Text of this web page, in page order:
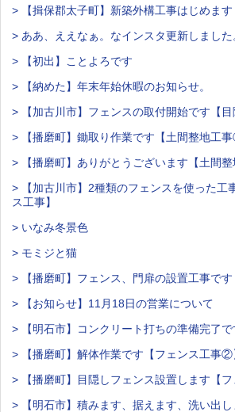
> 【揖保郡太子町】新築外構工事はじめま
> ああ、ええなぁ。なインスタ更新しました
> 【初出】ことよろです
> 【納めた】年末年始休暇のお知らせ。
> 【加古川市】フェンスの取付開始です【目
> 【播磨町】鋤取り作業です【土間整地工事
> 【播磨町】ありがとうございます【土間整
> 【加古川市】2種類のフェンスを使った工
ス工事】
> いなみ冬景色
> モミジと猫
> 【播磨町】フェンス、門扉の設置工事で
> 【お知らせ】11月18日の営業について
> 【明石市】コンクリート打ちの準備完了
> 【播磨町】解体作業です【フェンス工事②
> 【播磨町】目隠しフェンス設置します【
> 【明石市】積みます、据えます、洗い出